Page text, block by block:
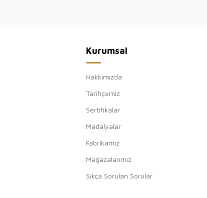
Kurumsal
Hakkımızda
Tarihçemiz
Sertifikalar
Madalyalar
Fabrikamız
Mağazalarımız
Sıkça Sorulan Sorular